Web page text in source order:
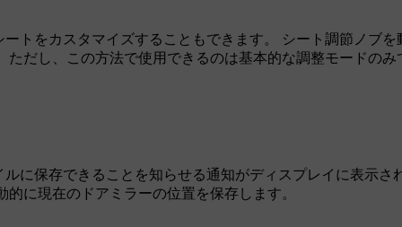
トをカスタマイズすることもできます。 シート調節ノブを
だし、この方法で使用できるのは基本的な調整モードのみ
に保存できることを知らせる通知がディスプレイに表示さ
に現在のドアミラーの位置を保存します。